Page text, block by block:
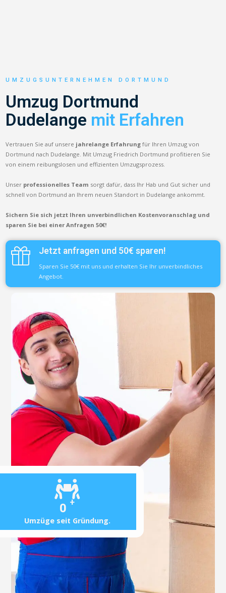
0 +
Umzüge seit Gründung.
UMZUGSUNTERNEHMEN DORTMUND
Umzug Dortmund
Dudelange mit Erfahren
Vertrauen Sie auf unsere jahrelange Erfahrung für Ihren Umzug von
Dortmund nach Dudelange. Mit Umzug Friedrich Dortmund profitieren Sie
von einem reibungslosen und effizienten Umzugsprozess.
Unser professionelles Team sorgt dafür, dass Ihr Hab und Gut sicher und
schnell von Dortmund an Ihrem neuen Standort in Dudelange ankommt.
Sichern Sie sich jetzt Ihren unverbindlichen Kostenvoranschlag und
sparen Sie bei einer Anfragen 50€!
Jetzt anfragen und 50€ sparen!
Sparen Sie 50€ mit uns und erhalten Sie Ihr unverbindliches
Angebot.